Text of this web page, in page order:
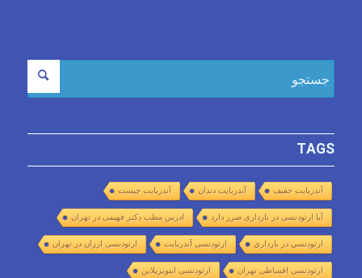
TAGS
آندربایت خفیف آندربایت دندان آندربایت چیست
آیا ارتودنسی در بارداری ضرر دارد ادرس مطب دکتر فهیمی در تهران
ارتودنسي در بارداري ارتودنسی آندربایت ارتودنسی ارزان در تهران
ارتودنسی اقساطی تهران ارتودنسی اینویزیلاین